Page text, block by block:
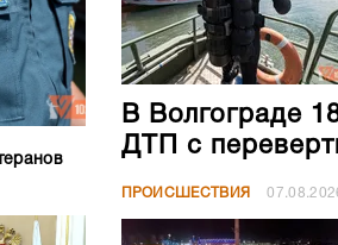
В Волгограде
ДТП с
ПРОИСШЕСТВИЯ